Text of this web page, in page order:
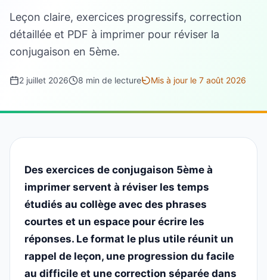
Leçon claire, exercices progressifs, correction
détaillée et PDF à imprimer pour réviser la
conjugaison en 5ème.
2 juillet 2026 8 min de lecture Mis à jour le 7 août 2026
Des exercices de conjugaison 5ème à
imprimer servent à réviser les temps
étudiés au collège avec des phrases
courtes et un espace pour écrire les
réponses. Le format le plus utile réunit un
rappel de leçon, une progression du facile
au difficile et une correction séparée dans